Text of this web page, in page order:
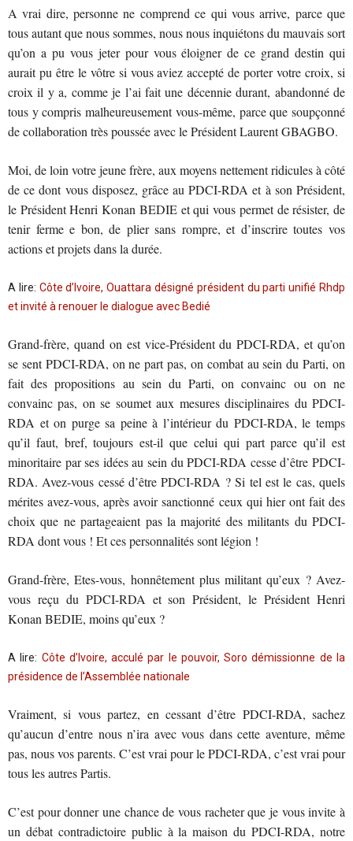
A vrai dire, personne ne comprend ce qui vous arrive, parce que
tous autant que nous sommes, nous nous inquiétons du mauvais sort
qu’on a pu vous jeter pour vous éloigner de ce grand destin qui
aurait pu être le vôtre si vous aviez accepté de porter votre croix, si
croix il y a, comme je l’ai fait une décennie durant, abandonné de
tous y compris malheureusement vous-même, parce que soupçonné
de collaboration très poussée avec le Président Laurent GBAGBO.
Moi, de loin votre jeune frère, aux moyens nettement ridicules à côté
de ce dont vous disposez, grâce au PDCI-RDA et à son Président,
le Président Henri Konan BEDIE et qui vous permet de résister, de
tenir ferme e bon, de plier sans rompre, et d’inscrire toutes vos
actions et projets dans la durée.
A lire: Côte d’Ivoire, Ouattara désigné président du parti unifié Rhdp
et invité à renouer le dialogue avec Bedié
Grand-frère, quand on est vice-Président du PDCI-RDA, et qu’on
se sent PDCI-RDA, on ne part pas, on combat au sein du Parti, on
fait des propositions au sein du Parti, on convainc ou on ne
convainc pas, on se soumet aux mesures disciplinaires du PDCI-
RDA et on purge sa peine à l’intérieur du PDCI-RDA, le temps
qu’il faut, bref, toujours est-il que celui qui part parce qu’il est
minoritaire par ses idées au sein du PDCI-RDA cesse d’être PDCI-
RDA. Avez-vous cessé d’être PDCI-RDA ? Si tel est le cas, quels
mérites avez-vous, après avoir sanctionné ceux qui hier ont fait des
choix que ne partageaient pas la majorité des militants du PDCI-
RDA dont vous ! Et ces personnalités sont légion !
Grand-frère, Etes-vous, honnêtement plus militant qu’eux ? Avez-
vous reçu du PDCI-RDA et son Président, le Président Henri
Konan BEDIE, moins qu’eux ?
A lire: Côte d’Ivoire, acculé par le pouvoir, Soro démissionne de la
présidence de l’Assemblée nationale
Vraiment, si vous partez, en cessant d’être PDCI-RDA, sachez
qu’aucun d’entre nous n’ira avec vous dans cette aventure, même
pas, nous vos parents. C’est vrai pour le PDCI-RDA, c’est vrai pour
tous les autres Partis.
C’est pour donner une chance de vous racheter que je vous invite à
un débat contradictoire public à la maison du PDCI-RDA, notre